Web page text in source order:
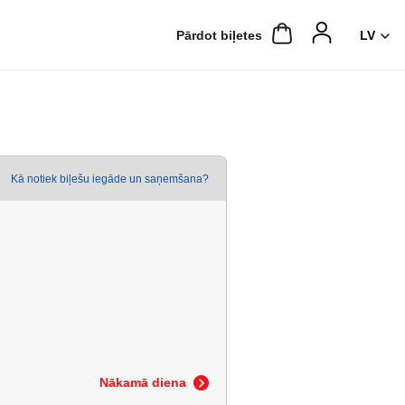
Pārdot biļetes
Kā notiek biļešu iegāde un saņemšana?
Nākamā diena